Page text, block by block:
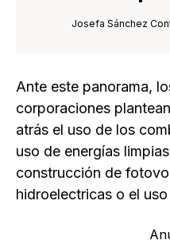
Josefa Sánchez
Ante este panorama,
corporaciones
atrás el uso de los
uso de energías
construcción de
hidroelectricas o el